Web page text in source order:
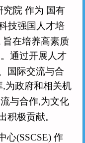
究院 作为 国有
技强国人才培
旨在培养高素质
通过开展人才
国际交流与合
,为政府和相关机
与合作,为文化
积极贡献。
心(SSCSE) 作